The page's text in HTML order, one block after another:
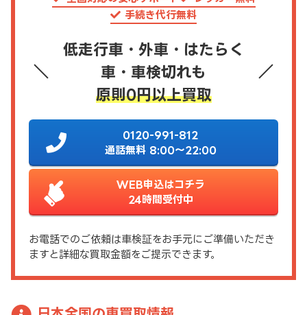
手続き代行無料
低走行車・外車・はたらく
車・車検切れも
原則0円以上買取
0120-991-812
通話無料 8:00～22:00
WEB申込はコチラ
24時間受付中
お電話でのご依頼は車検証をお手元にご準備いただき
ますと詳細な買取金額をご提示できます。